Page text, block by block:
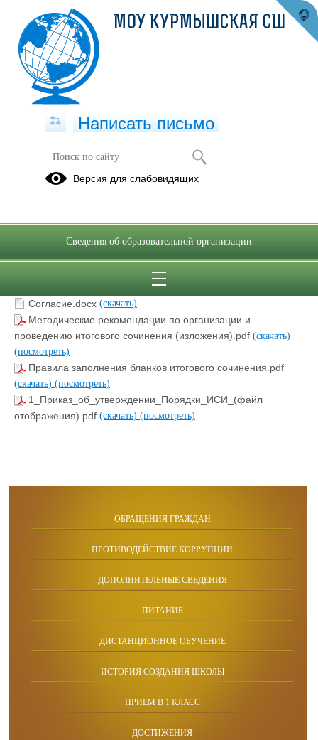
Итоговое сочинение
Согласие.docx (скачать)
Методические рекомендации по организации и
проведению итогового сочинения (изложения).pdf (скачать)
(посмотреть)
Правила заполнения бланков итогового сочинения.pdf
(скачать) (посмотреть)
1_Приказ_об_утверждении_Порядки_ИСИ_(файл
отображения).pdf (скачать) (посмотреть)
ОБРАЩЕНИЯ ГРАЖДАН
ПРОТИВОДЕЙСТВИЕ КОРРУПЦИИ
ДОПОЛНИТЕЛЬНЫЕ СВЕДЕНИЯ
ПИТАНИЕ
ДИСТАНЦИОННОЕ ОБУЧЕНИЕ
ИСТОРИЯ СОЗДАНИЯ ШКОЛЫ
ПРИЕМ В 1 КЛАСС
ДОСТИЖЕНИЯ
МОУ КУРМЫШСКАЯ СШ
Написать письмо
Версия для слабовидящих
Сведения об образовательной организации